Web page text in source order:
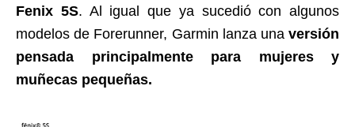
Fenix 5S. Al igual que ya sucedió con algunos
modelos de Forerunner, Garmin lanza una versión
pensada principalmente para mujeres y
muñecas pequeñas.